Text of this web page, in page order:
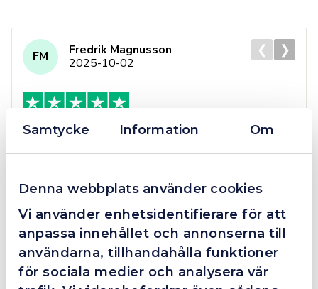
Samtycke Information Om
Denna webbplats använder cookies
Vi använder enhetsidentifierare för att
anpassa innehållet och annonserna till
användarna, tillhandahålla funktioner
för sociala medier och analysera vår
FM
Fredrik Magnusson
2025-10-02
Grym service!
Dom här grabbarna är definitionen av serviceminded.
så agerade dom blixtsnabbt och löste det långt över
förväntan. Hade kontakt med Alexander, som förtjänar
en extra guldstjärna.
❮ ❯